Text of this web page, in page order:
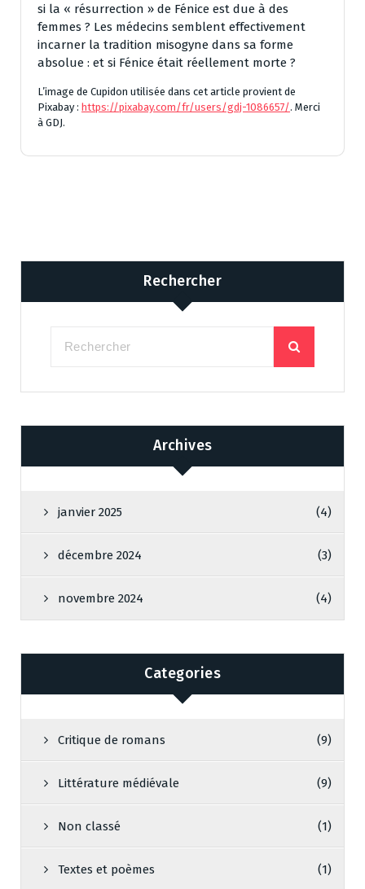
si la « résurrection » de Fénice est due à des
femmes ? Les médecins semblent effectivement
incarner la tradition misogyne dans sa forme
absolue : et si Fénice était réellement morte ?
L’image de Cupidon utilisée dans cet article provient de
Pixabay : https://pixabay.com/fr/users/gdj-1086657/. Merci
à GDJ.
Rechercher
Archives
janvier 2025 (4)
décembre 2024 (3)
novembre 2024 (4)
Categories
Critique de romans (9)
Littérature médiévale (9)
Non classé (1)
Textes et poèmes (1)